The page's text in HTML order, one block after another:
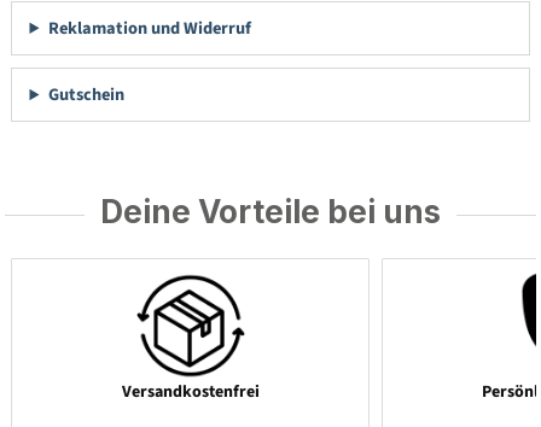
Reklamation und Widerruf
Gutschein
Deine Vorteile bei uns
Versandkostenfrei